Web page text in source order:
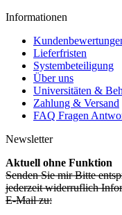
Informationen
Lieferfristen
Systembeteiligung
Über uns
Universitäten &
Zahlung & Versand
FAQ Fragen
Newsletter
Aktuell ohne Funktion
Senden Sie mir Bitte
jederzeit widerruflich
E-Mail zu: